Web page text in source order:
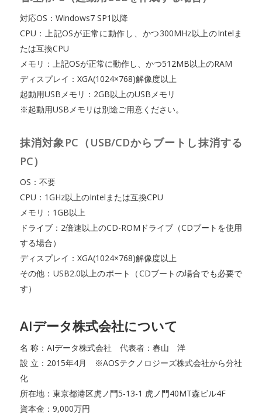
対応OS：Windows7 SP1以降
CPU：上記OSが正常に動作し、かつ300MHz以上のIntelま
たは互換CPU
メモリ：上記OSが正常に動作し、かつ512MB以上のRAM
ディスプレイ：XGA(1024×768)解像度以上
起動用USBメモリ：2GB以上のUSBメモリ
※起動用USBメモリは別途ご用意ください。
抹消対象PC（USB/CDからブートし抹消する
PC）
OS：不要
CPU：1GHz以上のIntelまたは互換CPU
メモリ：1GB以上
ドライブ：2倍速以上のCD-ROMドライブ（CDブートを使用
する場合）
ディスプレイ：XGA(1024×768)解像度以上
その他：USB2.0以上のポート（CDブートの場合でも必要で
す）
AIデータ株式会社について
名 称：AIデータ株式会社 代表者：春山 洋
設 立：2015年4月 ※AOSテクノロジーズ株式会社から分社
化
所在地：東京都港区虎ノ門5-13-1 虎ノ門40MT森ビル4F
資本金：9,000万円